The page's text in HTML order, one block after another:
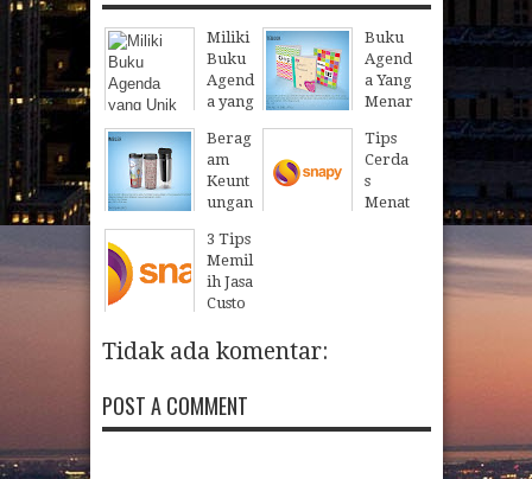
Miliki
Buku
Agend
a yang
dan
Menar
ik
Dari
Snapy
25 Mar
Buku
Agend
a Yang
Menar
Dari
Snapy
Berag
am
Keunt
ungan
eli
Tumb
ler
Starb
di
05 May 2018
Tips
Cerda
s
Menat
3 Tips
Memil
ih Jasa
Custo
Wallp
Kanto
r Baru
Tidak ada komentar:
POST A COMMENT